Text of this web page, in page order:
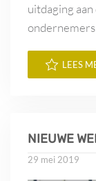
uitdaging
LEES
NIEUWE
29 mei 2019